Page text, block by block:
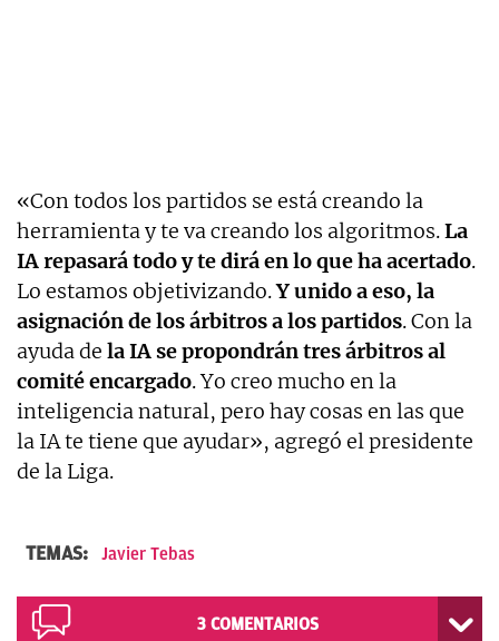
«Con todos los partidos se está creando la
herramienta y te va creando los algoritmos.La
IA repasará todo y te dirá en lo que ha acertado.
Lo estamos objetivizando.Y unido a eso, la
asignación de los árbitros a los partidos. Con la
ayuda de la IA se propondrán tres árbitros al
comité encargado. Yo creo mucho en la
inteligencia natural, pero hay cosas en las que
la IA te tiene que ayudar», agregó el presidente
de la Liga.
TEMAS: Javier Tebas
3 COMENTARIOS